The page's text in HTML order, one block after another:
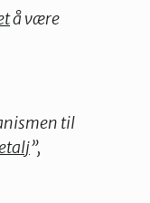
å være
til
”,